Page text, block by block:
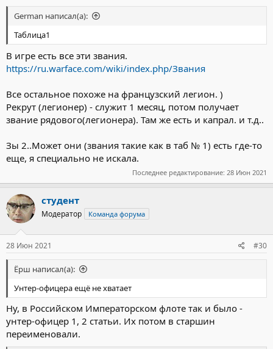
German написал(а):
Таблица1
В игре есть все эти звания.
https://ru.warface.com/wiki/index.php/Звания
Все остальное похоже на французский легион. )
Рекрут (легионер) - служит 1 месяц, потом получает
звание рядового(легионера). Там же есть и капрал. и т.д..
Зы 2..Может они (звания такие как в таб № 1) есть где-то
еще, я специально не искала.
Последнее редактирование: 28 Июн 2021
студент
Модератор Команда форума
28 Июн 2021 #30
Ёрш написал(а):
Унтер-офицера ещё не хватает
Ну, в Российском Императорском флоте так и было -
унтер-офицер 1, 2 статьи. Их потом в старшин
переименовали.